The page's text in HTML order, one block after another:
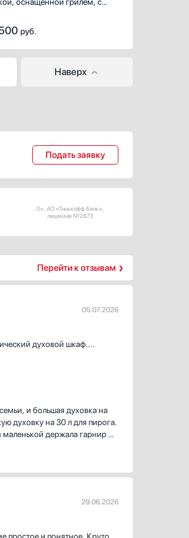
руб.
Наверх
Подать заявку
0+, АО «Тинькофф Банк»,
лицензия №2673
Перейти к отзывам
05.07.2026
духовой шкаф....
и большая духовка на
духовку на 30 л для пирога.
держала гарнир —
приготовления не дал
29.06.2026